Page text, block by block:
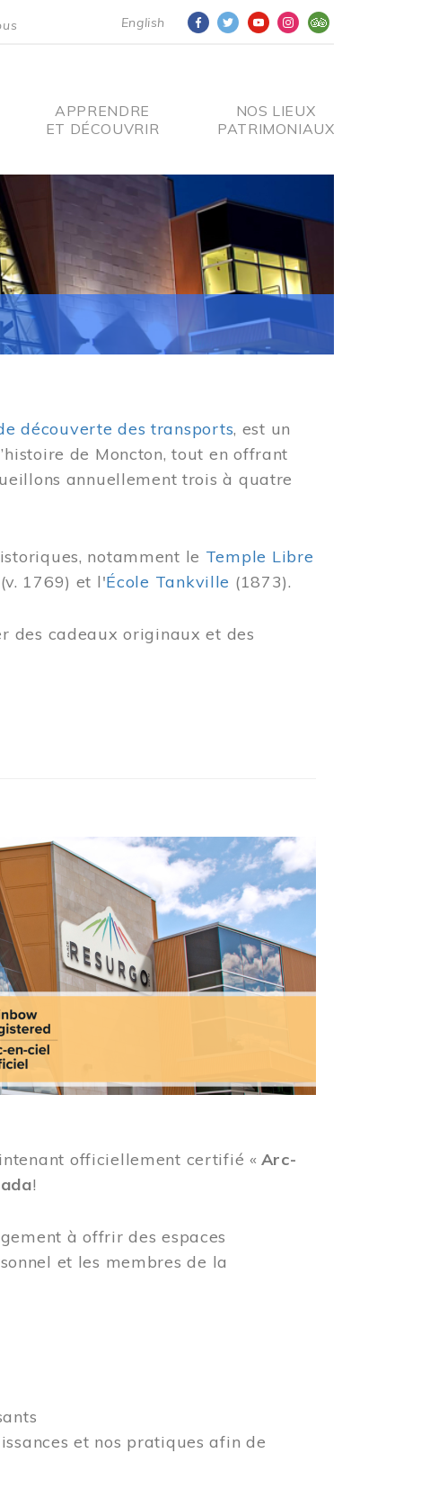
English
APPRENDRE
ET DÉCOUVRIR
NOS LIEUX
PATRIMONIAUX
découverte des transports, est un
de Moncton, tout en offrant
annuellement trois à quatre
notamment le Temple Libre
(v. 1769) et l'École Tankville (1873).
des cadeaux originaux et des
officiellement certifié « Arc-
!
à offrir des espaces
et les membres de la
et nos pratiques afin de